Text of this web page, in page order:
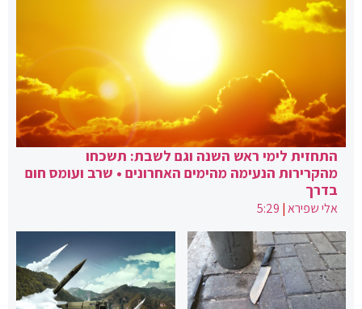
התחזית לימי ראש השנה וגם לשבת: תשכחו
מהקרירות הנעימה מהימים האחרונים • שרב ועומס חום
בדרך
אלי שפירא|
5:29